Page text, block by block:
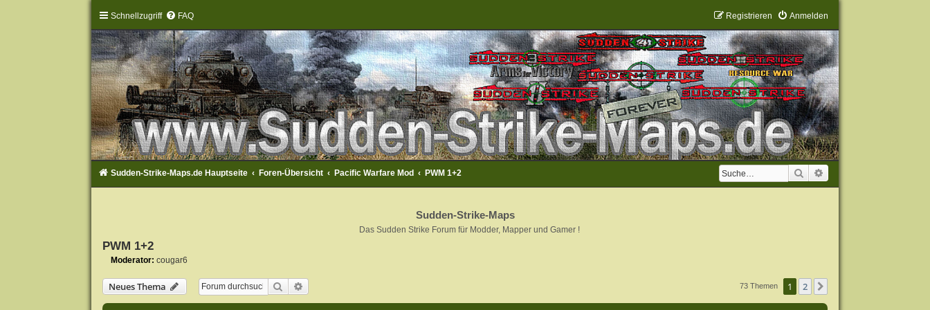
Schnellzugriff FAQ Anmelden
Registrieren
Suche
Sudden-Strike-Maps.de Hauptseite Foren-Übersicht Pacific Warfare Mod PWM 1+2
Sudden-Strike-Maps
Das Sudden Strike Forum für Modder, Mapper und Gamer !
PWM 1+2
Moderator: cougar6
Neues Thema Suche 73 Themen 1 2